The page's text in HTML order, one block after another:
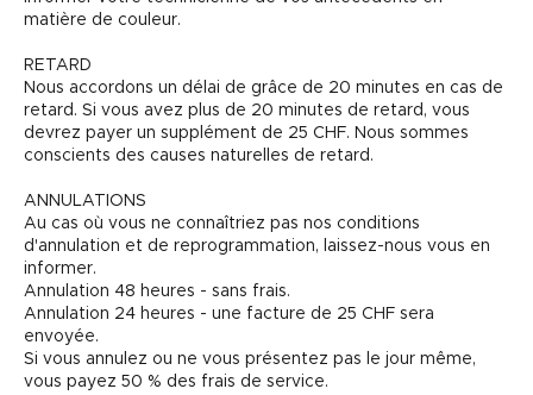
matière de couleur.
RETARD
Nous accordons un délai de grâce de 20 minutes en cas de
retard. Si vous avez plus de 20 minutes de retard, vous
devrez payer un supplément de 25 CHF. Nous sommes
conscients des causes naturelles de retard.
ANNULATIONS
Au cas où vous ne connaîtriez pas nos conditions
d'annulation et de reprogrammation, laissez-nous vous en
informer.
Annulation 48 heures - sans frais.
Annulation 24 heures - une facture de 25 CHF sera
envoyée.
Si vous annulez ou ne vous présentez pas le jour même,
vous payez 50 % des frais de service.